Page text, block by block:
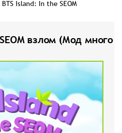
Island: In the SEOM
взлом (Мод много